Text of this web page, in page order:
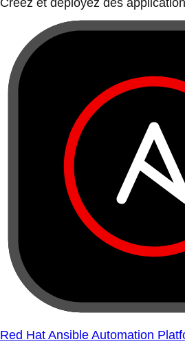
Créez et déployez des
Red Hat Ansible Automation